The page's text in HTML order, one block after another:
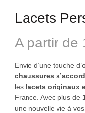
Lacets
A partir de
Envie d’une touche d’
chaussures
les lacets originaux
France. Avec plus de
une nouvelle vie à